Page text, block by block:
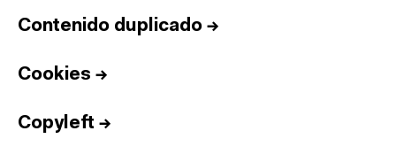
Contenido duplicado →
Cookies →
Copyleft →